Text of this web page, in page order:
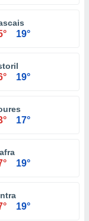
19°
19°
17°
19°
19°